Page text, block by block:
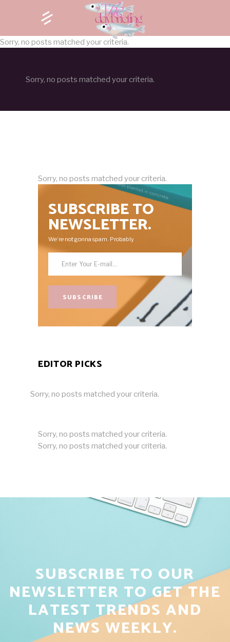
Sorry, no posts matched your criteria.
Sorry, no posts matched your criteria.
Sorry, no posts matched your criteria.
SUBSCRIBE TO
NEWSLETTER.
We’re not gonna spam. Probably
SUBSCRIBE
EDITOR PICKS
Sorry, no posts matched your criteria.
Sorry, no posts matched your criteria.
Sorry, no posts matched your criteria.
SUBSCRIBE TO OUR
NEWSLETTER TO GET THE
LATEST TRENDS AND
NEWS WEEKLY.